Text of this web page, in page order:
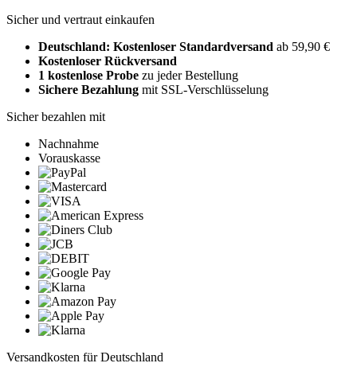
Sicher und vertraut einkaufen
Deutschland: Kostenloser Standardversand ab 59,90 €
Kostenloser Rückversand
1 kostenlose Probe zu jeder Bestellung
Sichere Bezahlung mit SSL-Verschlüsselung
Sicher bezahlen mit
Nachnahme
Vorauskasse
Versandkosten für Deutschland